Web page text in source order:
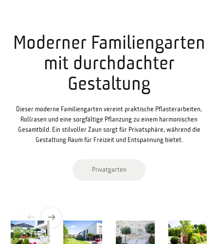
Moderner Familiengarten
mit durchdachter
Gestaltung
Dieser moderne Familiengarten vereint praktische Pflasterarbeiten,
Rollrasen und eine sorgfältige Pflanzung zu einem harmonischen
Gesamtbild. Ein stilvoller Zaun sorgt für Privatsphäre, während die
Gestaltung Raum für Freizeit und Entspannung bietet.
Privatgarten